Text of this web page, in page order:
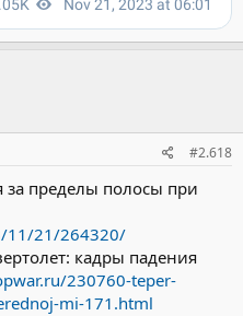
#2.618
пределы полосы при
11/21/264320/
кадры падения
230760-teper-
mi-171.html